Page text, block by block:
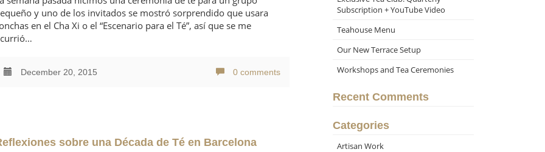
y uno de los invitados se mostró sorprendido que usara
en el Cha Xi o el “Escenario para el Té”, así que se me
December 20, 2015 0 comments
sobre una Década de Té en Barcelona
Subscription + YouTube Video
Teahouse Menu
Our New Terrace Setup
Workshops and Tea Ceremonies
Recent Comments
Categories
Artisan Work